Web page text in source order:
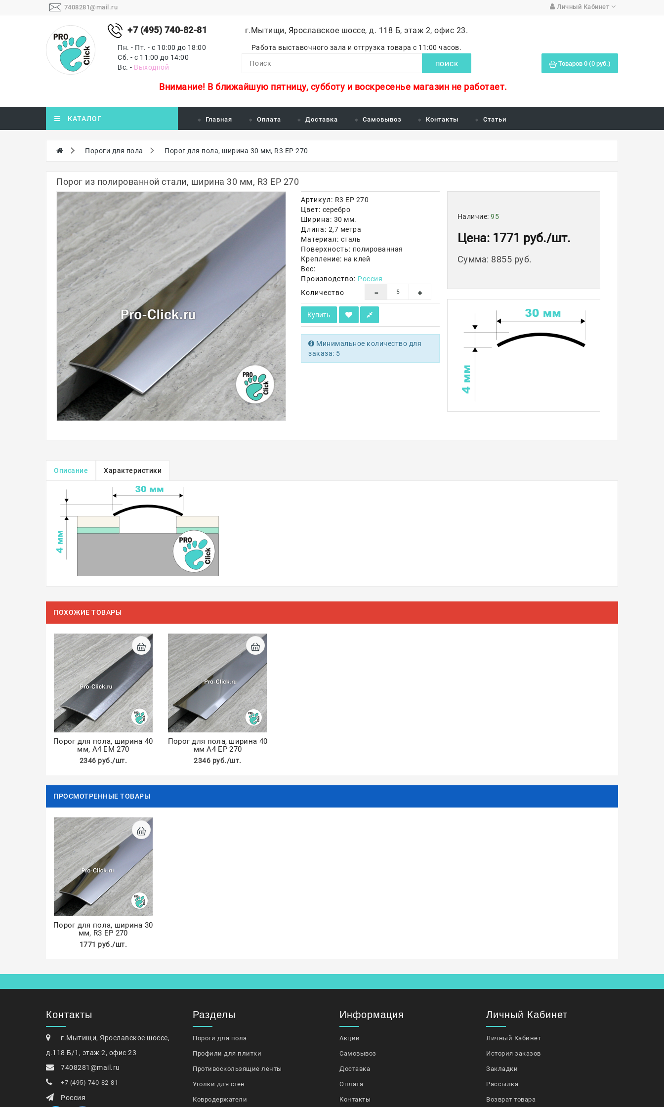
7408281@mail.ru Личный Кабинет
+7 (495) 740-82-81
Пн. - Пт. - с 10:00 до 18:00
Сб. - с 11:00 до 14:00
Вс. - Выходной
г.Мытищи, Ярославское шоссе, д. 118 Б, этаж 2, офис 23.
Работа выставочного зала и отгрузка товара с 11:00 часов.
ПОИСК Товаров 0 (0 руб.)
Внимание! В ближайшую пятницу, субботу и воскресенье магазин не работает.
КАТАЛОГ Главная Оплата Доставка Самовывоз Контакты Статьи
Пороги для пола Порог для пола, ширина 30 мм, R3 EP 270
Порог из полированной стали, ширина 30 мм, R3 EP 270
Артикул: R3 EP 270
Цвет: серебро
Ширина: 30 мм.
Длина: 2,7 метра
Материал: сталь
Поверхность: полированная
Крепление: на клей
Вес:
Производство: Россия
Количество
Купить
Минимальное количество для
заказа: 5
Наличие: 95
Цена: 1771 руб./шт.
Сумма: 8855 руб.
Описание Характеристики
ПОХОЖИЕ ТОВАРЫ
Порог для пола, ширина 40
мм, А4 ЕМ 270
2346 руб./шт.
Порог для пола, ширина 40
мм А4 ЕР 270
2346 руб./шт.
ПРОСМОТРЕННЫЕ ТОВАРЫ
Порог для пола, ширина 30
мм, R3 EP 270
1771 руб./шт.
Контакты
г.Мытищи, Ярославское шоссе,
д.118 Б/1, этаж 2, офис 23
7408281@mail.ru
+7 (495) 740-82-81
Россия
Разделы
Пороги для пола
Профили для плитки
Противоскользящие ленты
Уголки для стен
Ковродержатели
Информация
Акции
Самовывоз
Доставка
Оплата
Контакты
Личный Кабинет
Личный Кабинет
История заказов
Закладки
Рассылка
Возврат товара